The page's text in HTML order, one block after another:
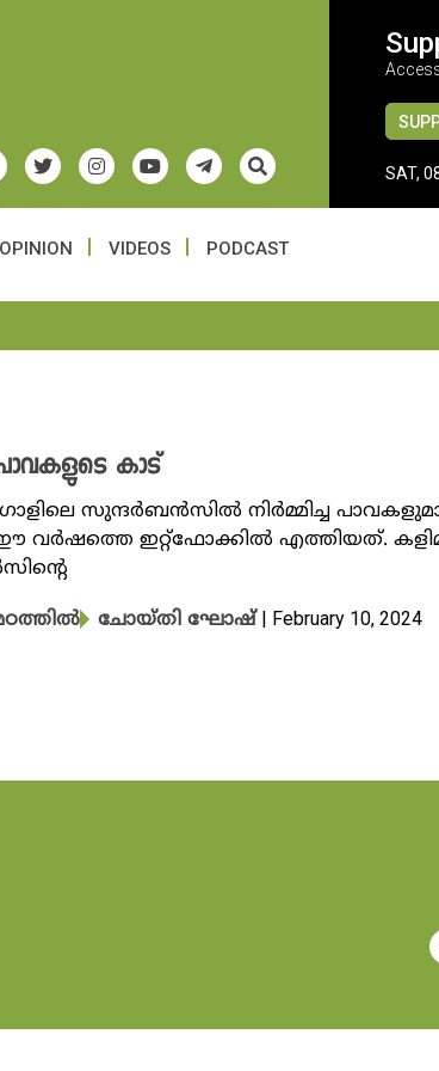
SAT,
OPINION VIDEOS PODCAST
കാട്
സുന്ദർബൻസിൽ നിർമ്മിച്ച
വർഷത്തെ ഇറ്റ്ഫോക്കിൽ എത്തിയത്.
ചോയ്തി ഘോഷ് | February 10, 2024